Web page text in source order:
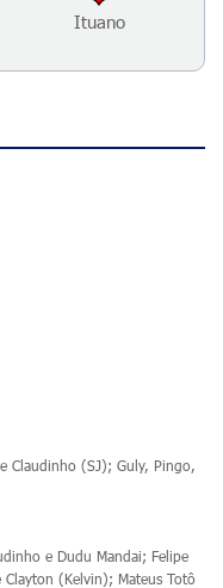
Ituano
Claudinho (SJ); Guly, Pingo,
e Dudu Mandai; Felipe
Clayton (Kelvin); Mateus Totô